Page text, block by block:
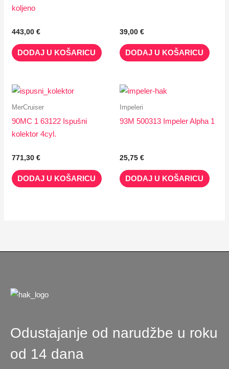
koljeno
443,00€
DODAJ U KOŠARICU
39,00 €
DODAJ U KOŠARICU
MerCruiser
90MC 1 63122 Ispušni
kolektor 4cyl.
771,30€
DODAJ U KOŠARICU
Impeleri
93M 500313 Impeler Alpha 1
25,75 €
DODAJ U KOŠARICU
Odustajanje od narudžbe u roku
od 14 dana